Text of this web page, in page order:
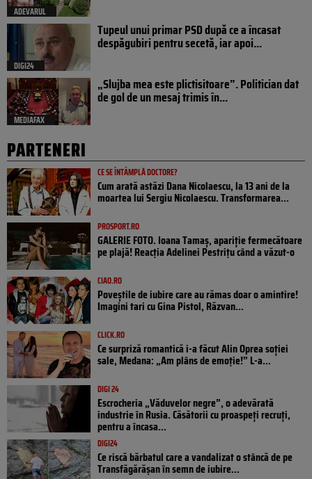
ADEVARUL
DIGI24
Tupeul unui primar PSD după ce a încasat
despăgubiri pentru secetă, iar apoi...
MEDIAFAX
„Slujba mea este plictisitoare”. Politician dat
de gol de un mesaj trimis în...
PARTENERI
CE SE ÎNTÂMPLĂ DOCTORE?
Cum arată astăzi Dana Nicolaescu, la 13 ani de la
moartea lui Sergiu Nicolaescu. Transformarea...
PROSPORT.RO
GALERIE FOTO. Ioana Tamaş, apariție fermecătoare
pe plajă! Reacția Adelinei Pestrițu când a văzut-o
CIAO.RO
Poveştile de iubire care au rămas doar o amintire!
Imagini tari cu Gina Pistol, Răzvan...
CLICK.RO
Ce surpriză romantică i-a făcut Alin Oprea soției
sale, Medana: „Am plâns de emoție!” L-a...
DIGI 24
Escrocheria „Văduvelor negre”, o adevărată
industrie în Rusia. Căsătorii cu proaspeți recruți,
pentru a încasa...
DIGI24
Ce riscă bărbatul care a vandalizat o stâncă de pe
Transfăgărășan în semn de iubire...